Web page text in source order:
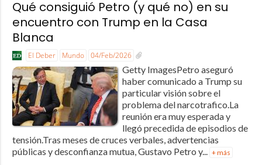
Qué consiguió Petro (y qué no) en su
encuentro con Trump en la Casa
Blanca
El Deber Mundo 04/Feb/2026
Getty ImagesPetro aseguró
haber comunicado a Trump su
particular visión sobre el
problema del narcotrafico.La
reunión era muy esperada y
llegó precedida de episodios de
tensión.Tras meses de cruces verbales, advertencias
públicas y desconfianza mutua, Gustavo Petro y...
+ más